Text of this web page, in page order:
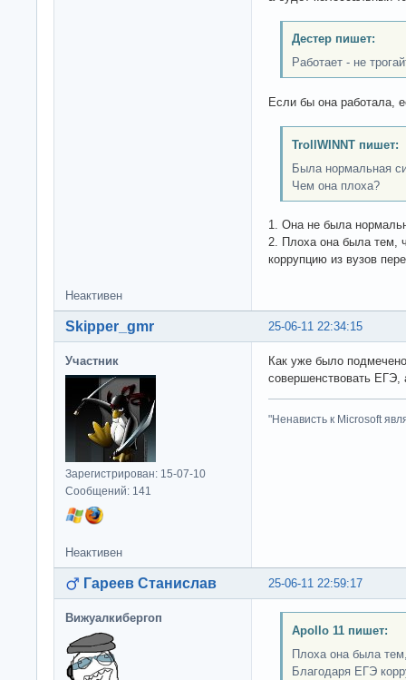
Дестер пишет:
Работает - не
Если бы она работала,
TrollWINNT пишет:
Была нормальная
Чем она плоха?
1. Она не была
2. Плоха она была тем,
коррупцию из вузов
Неактивен
25-06-11 22:34:15
Skipper_gmr
Участник
Зарегистрирован: 15-07-10
Сообщений: 141
Как уже было
совершенствовать ЕГЭ,
"Ненависть к Microsoft
Неактивен
25-06-11 22:59:17
Гареев Станислав
Вижуалкибергоп
Apollo 11 пишет:
Плоха она была
Благодаря ЕГЭ